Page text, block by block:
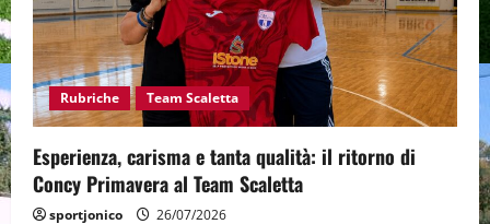
Rubriche Team Scaletta
Esperienza, carisma e tanta qualità: il ritorno di
Concy Primavera al Team Scaletta
sportjonico 26/07/2026